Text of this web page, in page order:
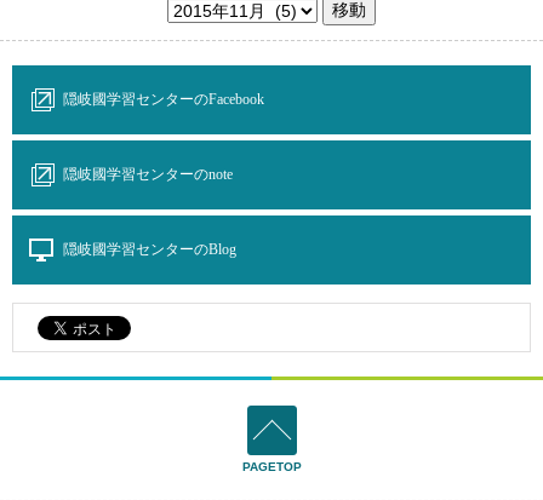
隠岐國学習センターのFacebook
隠岐國学習センターのnote
隠岐國学習センターのBlog
PAGETOP